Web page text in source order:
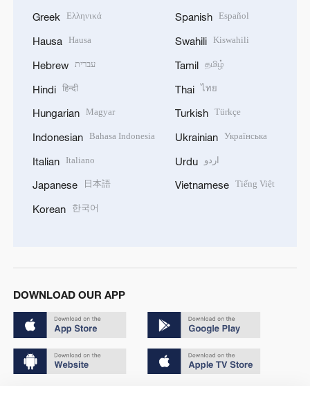
Greek Ελληνικά
Hausa Hausa
Hebrew עברית
Hindi हिन्दी
Hungarian Magyar
Indonesian Bahasa Indonesia
Italian Italiano
Japanese 日本語
Korean 한국어
Spanish Español
Swahili Kiswahili
Tamil தமிழ்
Thai ไทย
Turkish Türkçe
Ukrainian Українська
Urdu اردو
Vietnamese Tiếng Việt
DOWNLOAD OUR APP